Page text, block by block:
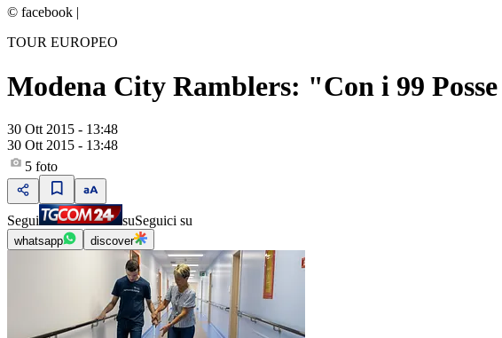
© facebook |
TOUR EUROPEO
Modena City Ramblers: "Con i 99
30 Ott 2015 - 13:48
30 Ott 2015 - 13:48
5 foto
Segui suSeguici su
whatsapp discover